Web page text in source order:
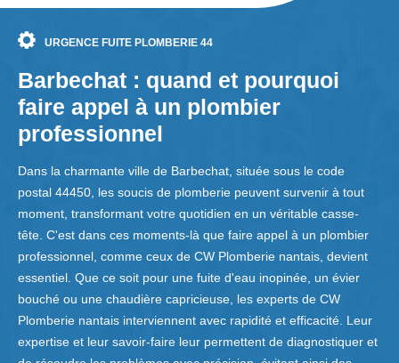
URGENCE FUITE PLOMBERIE 44
Barbechat : quand et pourquoi
faire appel à un plombier
professionnel
Dans la charmante ville de Barbechat, située sous le code
postal 44450, les soucis de plomberie peuvent survenir à tout
moment, transformant votre quotidien en un véritable casse-
tête. C'est dans ces moments-là que faire appel à un plombier
professionnel, comme ceux de CW Plomberie nantais, devient
essentiel. Que ce soit pour une fuite d'eau inopinée, un évier
bouché ou une chaudière capricieuse, les experts de CW
Plomberie nantais interviennent avec rapidité et efficacité. Leur
expertise et leur savoir-faire leur permettent de diagnostiquer et